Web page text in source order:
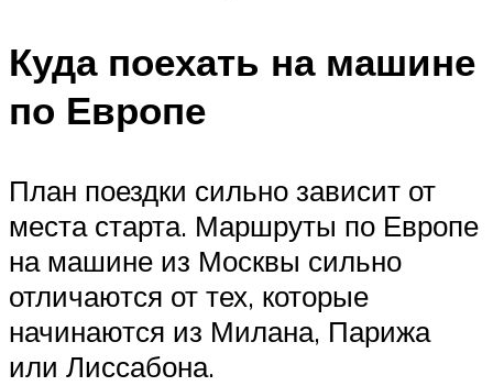
Куда поехать на машине
по Европе
План поездки сильно зависит от
места старта. Маршруты по Европе
на машине из Москвы сильно
отличаются от тех, которые
начинаются из Милана, Парижа
или Лиссабона.